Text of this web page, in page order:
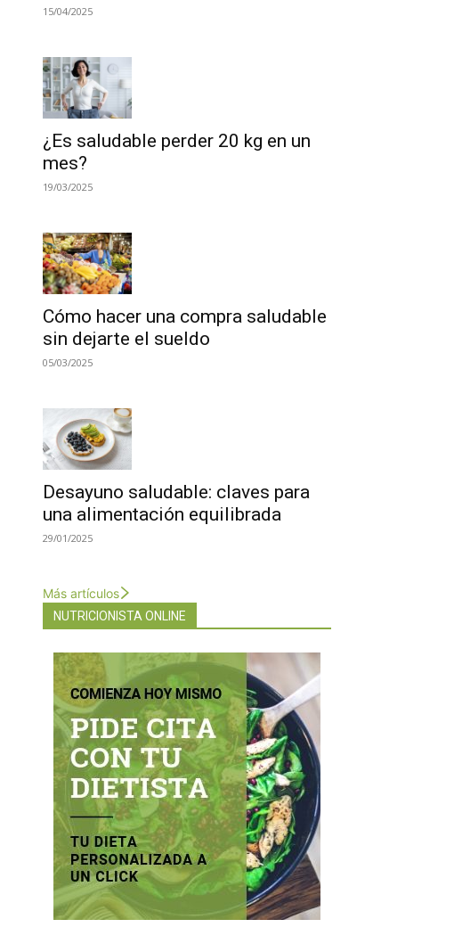
15/04/2025
¿Es saludable perder 20 kg en un
mes?
19/03/2025
Cómo hacer una compra saludable
sin dejarte el sueldo
05/03/2025
Desayuno saludable: claves para
una alimentación equilibrada
29/01/2025
Más artículos
NUTRICIONISTA ONLINE